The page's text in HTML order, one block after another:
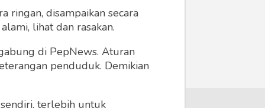
ringan, disampaikan secara
lihat dan rasakan.
di PepNews. Aturan
penduduk. Demikian
terlebih untuk